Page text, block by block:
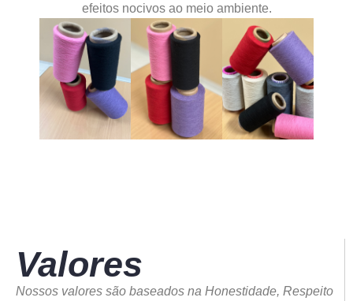
efeitos nocivos ao meio ambiente.
Valores
Nossos valores são baseados na Honestidade, Respeito